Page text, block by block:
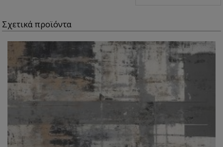
Σχετικά προϊόντα